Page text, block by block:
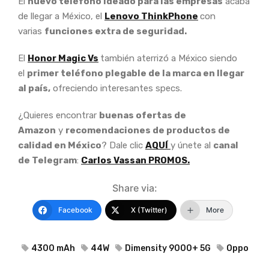
de llegar a México, el Lenovo ThinkPhone con
varias funciones extra de seguridad.
El Honor Magic Vs también aterrizó a México siendo
el primer teléfono plegable de la marca en llegar
al país, ofreciendo interesantes specs.
¿Quieres encontrar buenas ofertas de
Amazon y recomendaciones de productos de
calidad en México? Dale clic AQUÍ y únete al canal
de Telegram: Carlos Vassan PROMOS.
Share via:
Facebook X (Twitter) More
4300 mAh 44W Dimensity 9000+ 5G
Oppo